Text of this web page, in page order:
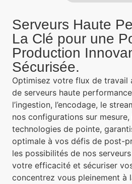
Serveurs Haute
La Clé pour une
Production
Sécurisée.
Optimisez votre flux de travail
de serveurs haute
l’ingestion, l’encodage, le
nos configurations sur
technologies de pointe,
optimale à vos défis de post-
les possibilités de nos
votre efficacité et sécuriser
concentrez vous pleinement à